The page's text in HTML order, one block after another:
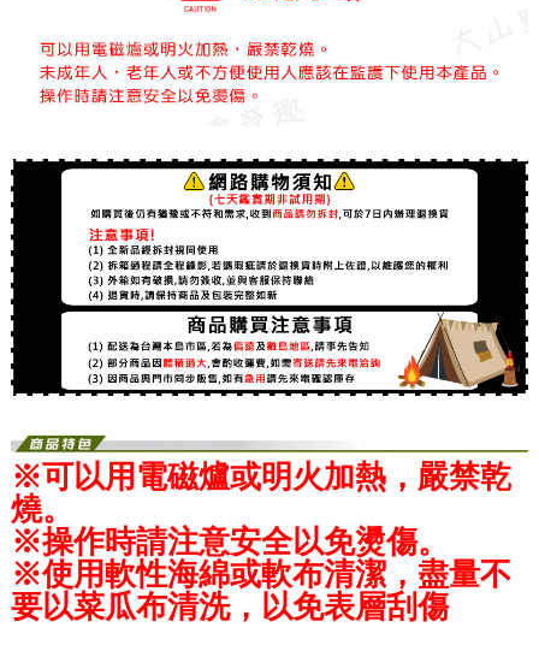
※可以用電磁爐或明火加熱，嚴禁乾
燒。
※操作時請注意安全以免燙傷。
※使用軟性海綿或軟布清潔，盡量不
要以菜瓜布清洗，以免表層刮傷